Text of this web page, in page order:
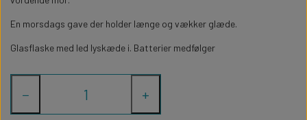
PERSONLIGE LED LAMPER
PERSONLIGE COASTERS
STUDENT
NYTÅRS FEST
WILLOW TREE OPHÆNG
BADEVÆRELSET
TEKST OG BOGSTAVER
SKILTE
En morsdags gave der holder længe og vækker glæde.
Glasflaske med led lyskæde i. Batterier medfølger
− +